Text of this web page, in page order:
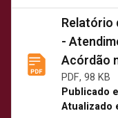
Relatório
-
Acórdão
PDF, 98 KB
Publicado
Atualizado